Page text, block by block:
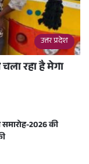
उत्तर प्रदेश
रहा है मेगा
2026 की